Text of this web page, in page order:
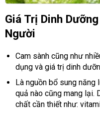
Giá Trị Dinh
Người
Cam sành cũng như
dụng và giá trị dinh
Là nguồn bổ sung
quả nào cũng mang lại.
chất cần thiết như: